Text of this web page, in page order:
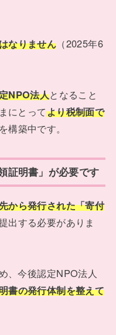
なりません （2025年6
NPO法人となること
にとってより税制面で
構築中です。
証明書」が必要です
から発行された「寄付
出する必要がありま
、今後認定NPO法人
書の発行体制を整えて